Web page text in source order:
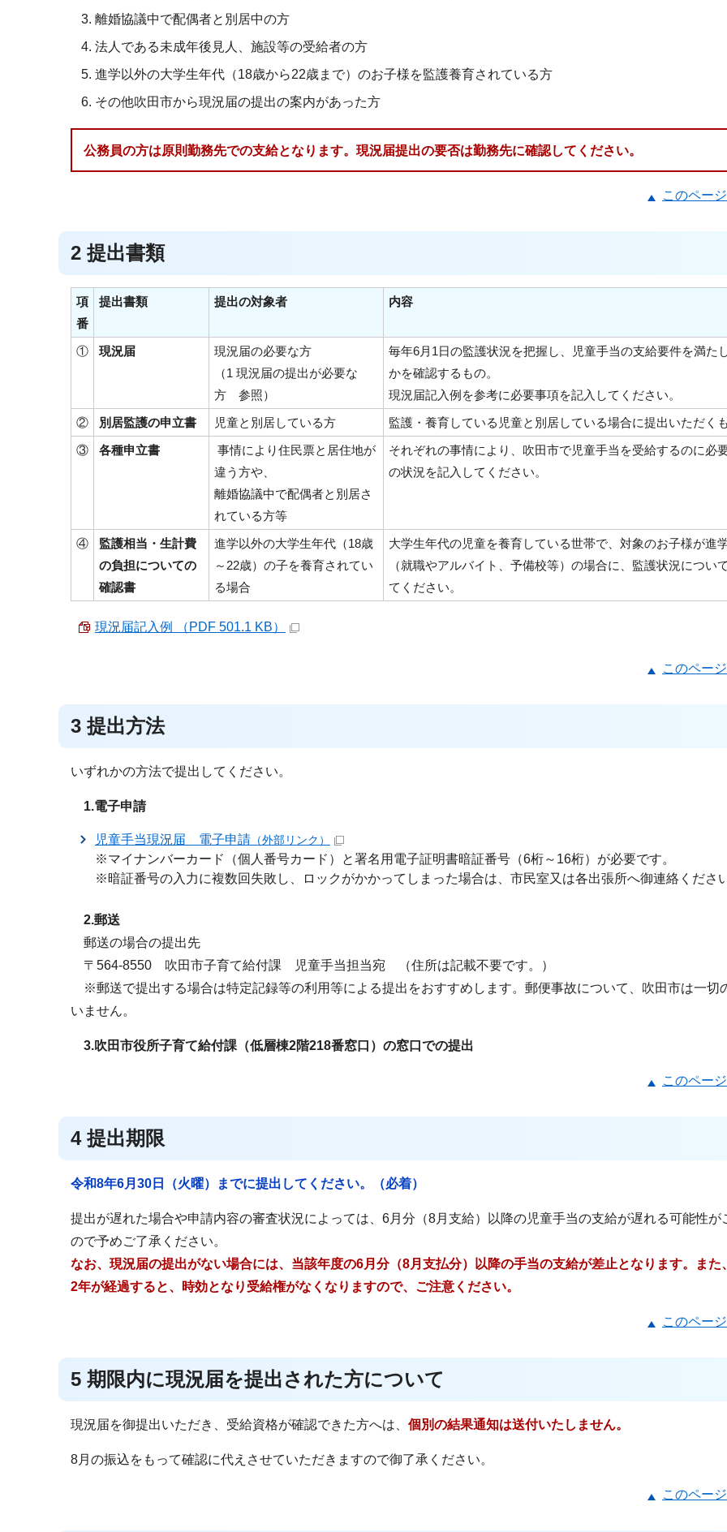
離婚協議中で配偶者と別居中の方
法人である未成年後見人、施設等の受給者の方
進学以外の大学生年代（18歳から22歳まで）のお子様を監護養育されている方
その他吹田市から現況届の提出の案内があった方
公務員の方は原則勤務先での支給となります。現況届提出の要否は勤務先に確認してください。
このペー
2 提出書類
項
番
提出書類 提出の対象者 内容
① 現況届
現況届の必要な方
（1 現況届の提出が必要な
方 参照）
毎年6月1日の監護状況を把握し、児童手当の支給要件を満た
かを確認するもの。
現況届記入例を参考に必要事項を記入してください。
②
別居監護の申立書 児童と別居している方
監護・養育している児童と別居している場合に提出いただくも
③
各種申立書
事情により住民票と居住地が
違う方や、
離婚協議中で配偶者と別居さ
れている方等
それぞれの事情により、吹田市で児童手当を受給するのに必
の状況を記入してください。
④
監護相当・生計費
の負担についての
確認書
進学以外の大学生年代（18歳
～22歳）の子を養育されてい
る場合
大学生年代の児童を養育している世帯で、対象のお子様が進
（就職やアルバイト、予備校等）の場合に、監護状況につい
てください。
現況届記入例 （PDF 501.1 KB）
このペー
3 提出方法
いずれかの方法で提出してください。
1.電子申請
児童手当現況届 電子申請 （外部リンク）
※マイナンバーカード（個人番号カード）と署名用電子証明書暗証番号（6桁～16桁）が必要です。
※暗証番号の入力に複数回失敗し、ロックがかかってしまった場合は、市民室又は各出張所へ御連絡ください
2.郵送
郵送の場合の提出先
〒564-8550 吹田市子育て給付課 児童手当担当宛 （住所は記載不要です。）
※郵送で提出する場合は特定記録等の利用等による提出をおすすめします。郵便事故について、吹田市は一切
いません。
3.吹田市役所子育て給付課（低層棟2階218番窓口）の窓口での提出
このペー
4 提出期限
令和8年6月30日（火曜）までに提出してください。（必着）
提出が遅れた場合や申請内容の審査状況によっては、6月分（8月支給）以降の児童手当の支給が遅れる可能性が
ので予めご了承ください。
なお、現況届の提出がない場合には、当該年度の6月分（8月支払分）以降の手当の支給が差止となります。また
2年が経過すると、時効となり受給権がなくなりますので、ご注意ください。
このペー
5 期限内に現況届を提出された方について
現況届を御提出いただき、受給資格が確認できた方へは、 個別の結果通知は送付いたしません。
8月の振込をもって確認に代えさせていただきますので御了承ください。
このペー